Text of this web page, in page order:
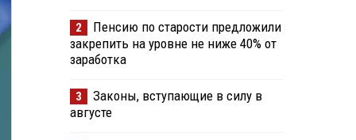
2
Пенсию по старости предложили
закрепить на уровне не ниже 40% от
заработка
3
Законы, вступающие в силу в
августе